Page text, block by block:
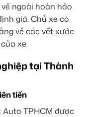
ngoài hoàn hảo
giá. Chủ xe có
về các vết xước
xe.
tại Thành
tiến
TPHCM được